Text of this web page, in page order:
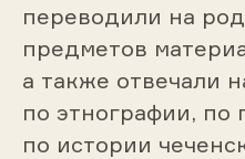
переводили на
предметов
а также отвечали
по этнографии, по
по истории